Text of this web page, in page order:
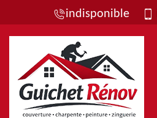
indisponible